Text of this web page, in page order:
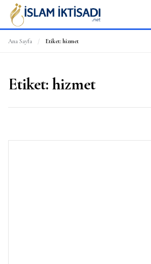
Ana Sayfa / Etiket: hizmet
Etiket:hizmet